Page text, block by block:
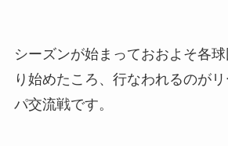
シーズンが始まっておおよそ各
り始めたころ、行なわれるのがリ
パ交流戦です。